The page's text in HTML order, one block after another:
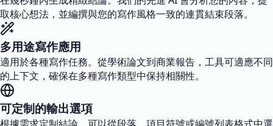
取核心想法，並編撰與您的寫作風格一致的連貫結束段落。
多用途寫作應用
適用於各種寫作任務。從學術論文到商業報告，工具可適應不同
的上下文，確保在多種寫作類型中保持相關性。
可定制的輸出選項